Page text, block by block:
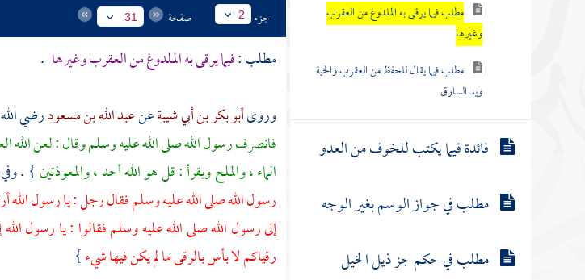
مطلب فيما يرقى به الملدوغ من العقرب
وغيرها
مطلب فيما يقال للحفظ من العقرب والحية
ويد السارق
فائدة فيما يكتب للخوف من العدو
مطلب في جواز الوسم بغير الوجه
مطلب في حكم جز ذيل الخيل
جزء 2 صفحة 31
مطلب :فيما يرقى به الملدوغ من العقرب وغيرها .
وروىأبو بكر بن أبي شيبةعنعبد الله بن مسعودرضي
فانصرف رسول الله صلى الله عليه وسلم وقال : لعن الله
الماء ، والملح ويقرأ : قل هو الله أحد ، والمعوذتين} .
رسول الله صلى الله عليه وسلم فقال رجل : يا رسول الله
إلى رسول الله صلى الله عليه وسلم فقالوا : يا رسول
رقياكم لا بأس بالرقى ما لم يكن فيها شيء}